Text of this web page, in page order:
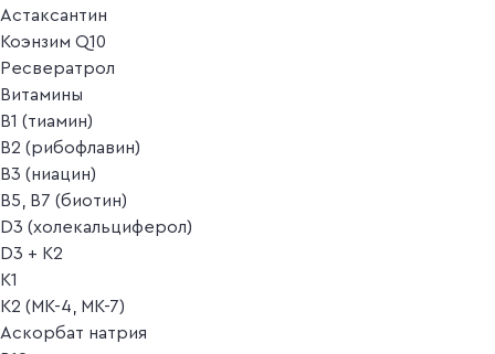
Астаксантин
Коэнзим Q10
Ресвератрол
Витамины
B1 (тиамин)
B2 (рибофлавин)
B3 (ниацин)
B5, B7 (биотин)
D3 (холекальциферол)
D3 + K2
K1
K2 (MK-4, MK-7)
Аскорбат натрия